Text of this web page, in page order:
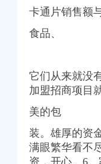
2标段（石林镇部
支管理存在问题的举
卡通片销售额
食品、
它们从来就没
加盟招商项目
美的包
装。雄厚的资
满眼繁华看不
资，开心、6、